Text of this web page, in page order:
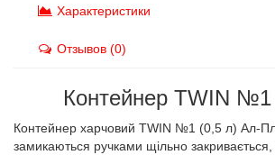
Характеристики
Отзывов (0)
Контейнер TWIN
Контейнер харчовий TWIN №1 (0,5 л) Ал-
замикаються ручками щільно закривається,